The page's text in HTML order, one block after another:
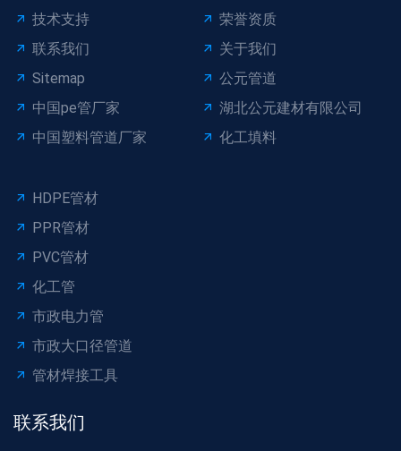
技术支持
荣誉资质
联系我们
关于我们
Sitemap
公元管道
中国pe管厂家
湖北公元建材有限公司
中国塑料管道厂家
化工填料
HDPE管材
PPR管材
PVC管材
化工管
市政电力管
市政大口径管道
管材焊接工具
联系我们